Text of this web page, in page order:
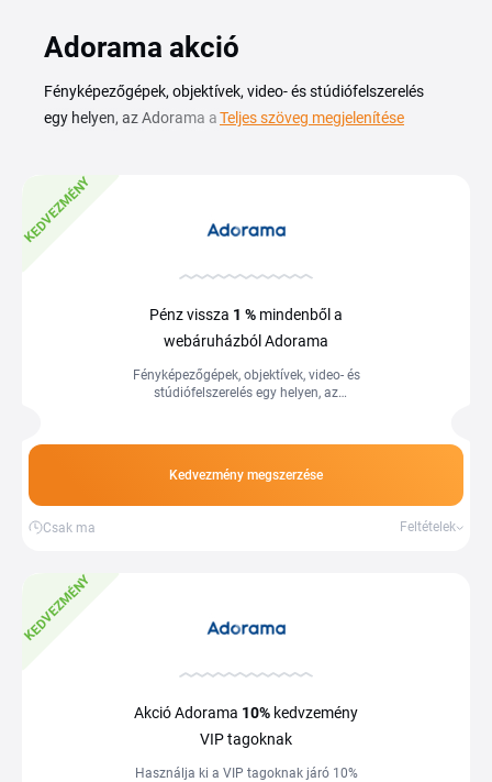
Adorama akció
Fényképezőgépek, objektívek, video- és stúdiófelszerelés
egy helyen, az Adorama a fotósok és tartalomkészítők
kamerát, az állványt vagy a világítástechnikát, amire éppen
szükséged van. Ezen az oldalon összegyűjtjük az aktuális
keresgélned. Válaszd ki a számodra megfelelő ajánlatot,
Teljes szöveg megjelenítése
KEDVEZMÉNY
Pénz vissza 1 % mindenből a
webáruházból Adorama
Fényképezőgépek, objektívek, video- és
stúdiófelszerelés egy helyen, az
Adorama...
Kedvezmény megszerzése
Csak ma Feltételek
KEDVEZMÉNY
Akció Adorama 10% kedvzemény
VIP tagoknak
Használja ki a VIP tagoknak járó 10%